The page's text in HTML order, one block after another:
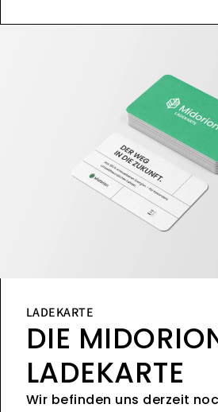
LADEKARTE
DIE
LADEKARTE
Wir befinden uns derzeit